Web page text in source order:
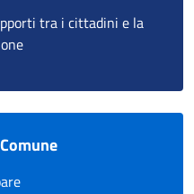
tra i cittadini e la